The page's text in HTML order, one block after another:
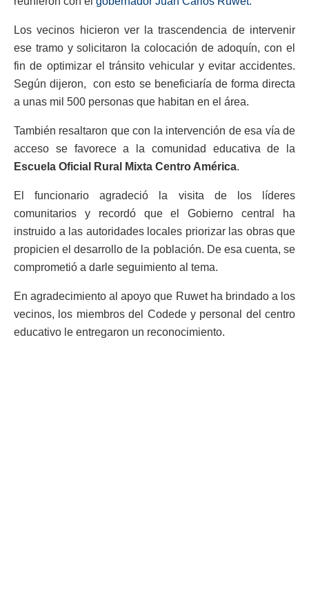
Los vecinos hicieron ver la trascendencia de intervenir
ese tramo y solicitaron la colocación de adoquín, con el
fin de optimizar el tránsito vehicular y evitar accidentes.
Según dijeron, con esto se beneficiaría de forma directa
a unas mil 500 personas que habitan en el área.
También resaltaron que con la intervención de esa vía de
acceso se favorece a la comunidad educativa de la
Escuela Oficial Rural Mixta Centro América.
El funcionario agradeció la visita de los líderes
comunitarios y recordó que el Gobierno central ha
instruido a las autoridades locales priorizar las obras que
propicien el desarrollo de la población. De esa cuenta, se
comprometió a darle seguimiento al tema.
En agradecimiento al apoyo que Ruwet ha brindado a los
vecinos, los miembros del Codede y personal del centro
educativo le entregaron un reconocimiento.